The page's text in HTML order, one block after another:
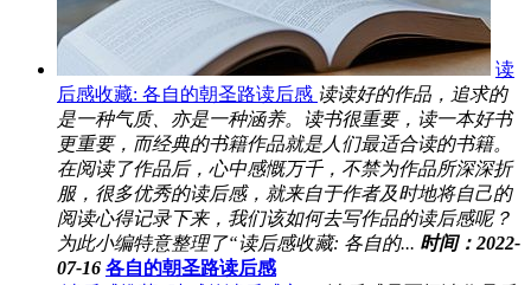
读
后感收藏: 各自的朝圣路读后感 读读好的作品，追求的
是一种气质、亦是一种涵养。读书很重要，读一本好书
更重要，而经典的书籍作品就是人们最适合读的书籍。
在阅读了作品后，心中感慨万千，不禁为作品所深深折
服，很多优秀的读后感，就来自于作者及时地将自己的
阅读心得记录下来，我们该如何去写作品的读后感呢？
为此小编特意整理了“读后感收藏: 各自的... 时间：2022-
07-16 各自的朝圣路读后感